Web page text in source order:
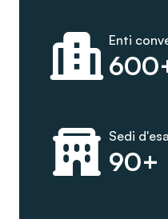
Enti
90+
Sedi